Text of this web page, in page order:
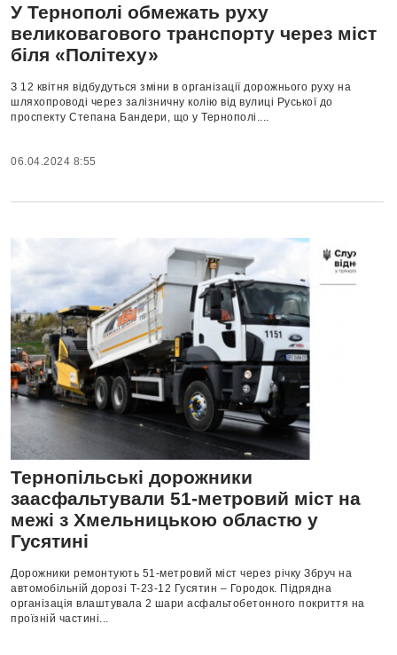
У Тернополі обмежать руху
великовагового транспорту через міст
біля «Політеху»
З 12 квітня відбудуться зміни в організації дорожнього руху на
шляхопроводі через залізничну колію від вулиці Руської до
проспекту Степана Бандери, що у Тернополі....
06.04.2024 8:55
Тернопільські дорожники
заасфальтували 51-метровий міст на
межі з Хмельницькою областю у
Гусятині
Дорожники ремонтують 51-метровий міст через річку Збруч на
автомобільній дорозі Т-23-12 Гусятин – Городок. Підрядна
організація влаштувала 2 шари асфальтобетонного покриття на
проїзній частині...